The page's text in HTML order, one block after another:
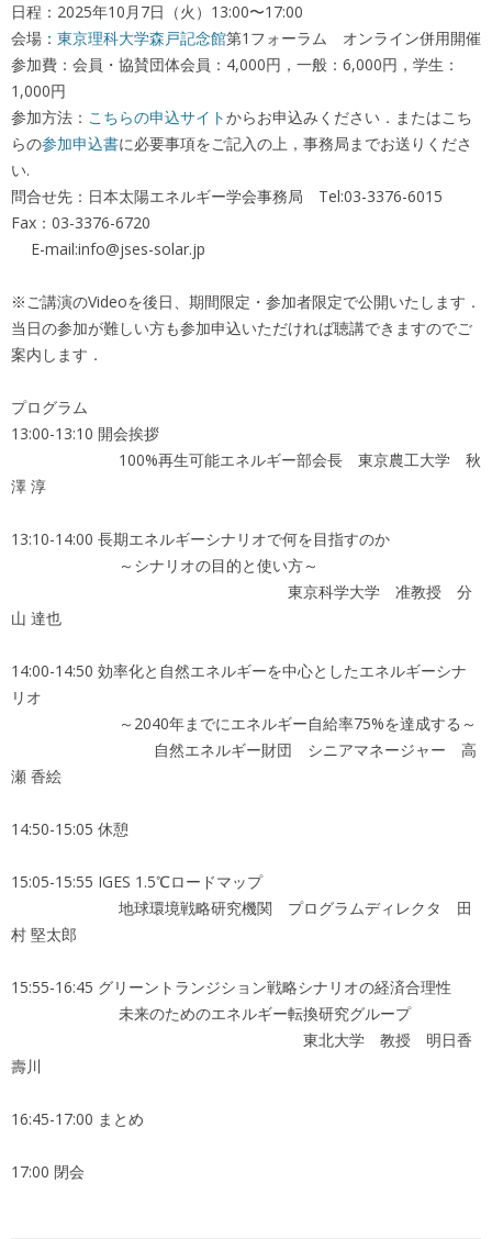
日程：2025年10月7日（火）13:00〜17:00
会場： 東京理科大学森戸記念館第1フォーラム オンライン併用開催
参加費：会員・協賛団体会員：4,000円，一般：6,000円，学生：
1,000円
参加方法： こちらの申込サイトからお申込みください．またはこち
らの参加申込書に必要事項をご記入の上，事務局までお送りくださ
い.
問合せ先：日本太陽エネルギー学会事務局 Tel:03-3376-6015
Fax：03-3376-6720
E-mail:info@jses-solar.jp
※ご講演のVideoを後日、期間限定・参加者限定で公開いたします．
当日の参加が難しい方も参加申込いただければ聴講できますのでご
案内します．
プログラム
13:00-13:10 開会挨拶
100%再生可能エネルギー部会長 東京農工大学 秋
澤 淳
13:10-14:00 長期エネルギーシナリオで何を目指すのか
～シナリオの目的と使い方～
東京科学大学 准教授 分
山 達也
14:00-14:50 効率化と自然エネルギーを中心としたエネルギーシナ
リオ
～2040年までにエネルギー自給率75%を達成する～
自然エネルギー財団 シニアマネージャー 高
瀬 香絵
14:50-15:05 休憩
15:05-15:55 IGES 1.5℃ロードマップ
地球環境戦略研究機関 プログラムディレクタ 田
村 堅太郎
15:55-16:45 グリーントランジション戦略シナリオの経済合理性
未来のためのエネルギー転換研究グループ
東北大学 教授 明日香
壽川
16:45-17:00 まとめ
17:00 閉会